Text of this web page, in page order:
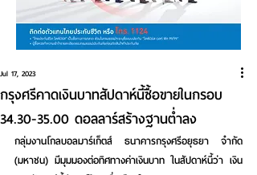
กรุงศรีคาดเงินบาทสัปดาห์นี้ซื้อขายในกรอบ
34.30-35.00 ดอลลาร์สร้างฐานต่ำลง
Jul 17, 2023
กลุ่มงานโกลบอลมาร์เก็ตส์ ธนาคารกรุงศรีอยุธยา จำกัด
(มหาชน) มีมุมมองต่อทิศทางค่าเงินบาท ในสัปดาห์นี้ว่า เงิน